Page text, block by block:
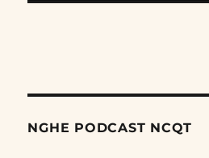
NGHE PODCAST NCQT